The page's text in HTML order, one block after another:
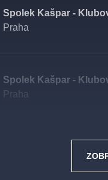
Spolek Kašpar -
Praha
Spolek Kašpar -
Praha